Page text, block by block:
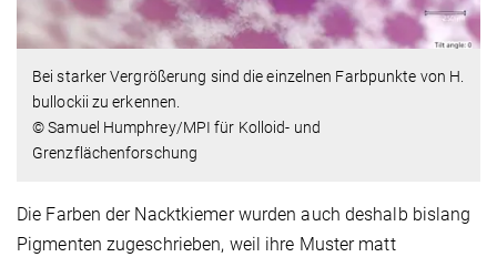
Bei starker Vergrößerung sind die einzelnen Farbpunkte von H.
bullockii zu erkennen.
© Samuel Humphrey/MPI für Kolloid- und
Grenzflächenforschung
Die Farben der Nacktkiemer wurden auch deshalb bislang
Pigmenten zugeschrieben, weil ihre Muster matt